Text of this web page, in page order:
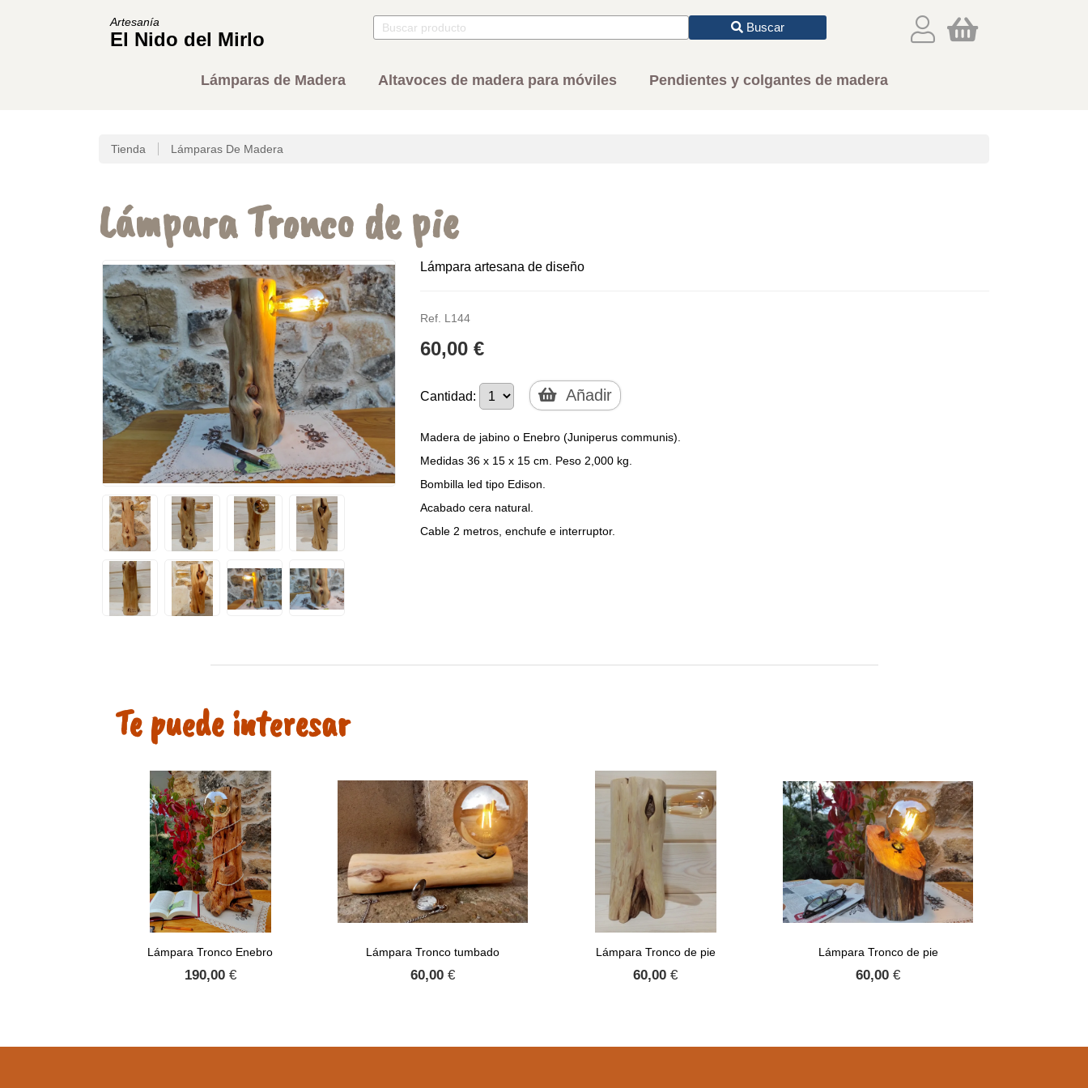
Artesanía
El Nido del Mirlo
Buscar
Lámparas de Madera Altavoces de madera para móviles Pendientes y colgantes de madera
Tienda Lámparas De Madera
Lámpara Tronco de pie
Lámpara artesana de diseño
Ref. L144
60,00 €
Cantidad: Añadir
Madera de jabino o Enebro (Juniperus communis).
Medidas 36 x 15 x 15 cm. Peso 2,000 kg.
Bombilla led tipo Edison.
Acabado cera natural.
Cable 2 metros, enchufe e interruptor.
Te puede interesar
Lámpara Tronco Enebro
190,00€
Lámpara Tronco tumbado
60,00 €
Lámpara Tronco de pie
60,00 €
Lámpara Tronco de pie
60,00 €